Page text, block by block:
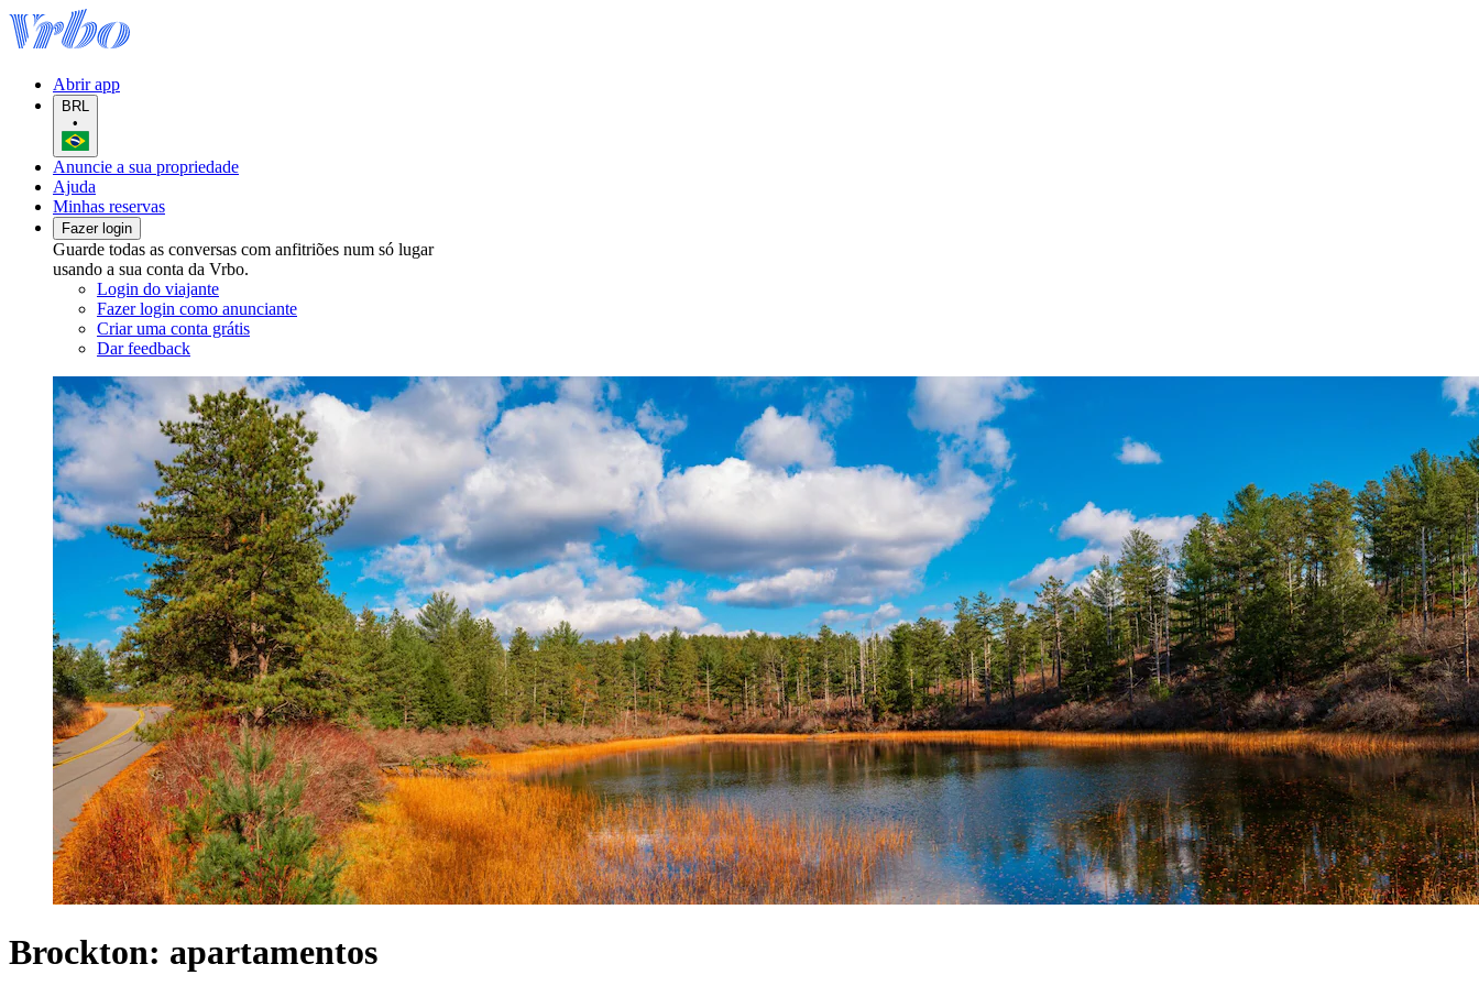
Abrir app
BRL
•
Anuncie a sua propriedade
Ajuda
Minhas reservas
Fazer login
Guarde todas as conversas com anfitriões num só lugar
usando a sua conta da Vrbo.
Login do viajante
Fazer login como anunciante
Criar uma conta grátis
Dar feedback
Brockton: apartamentos